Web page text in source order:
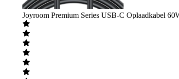
Joyroom Premium Series USB-C Oplaadkabel